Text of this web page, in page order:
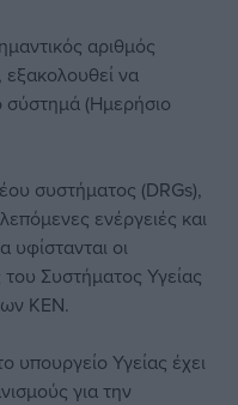
αριθμός
να
σύστημά (Ημερήσιο
συστήματος (DRGs),
ενέργειές και
υφίστανται οι
του Συστήματος Υγείας
ΚΕΝ.
υπουργείο Υγείας έχει
για την